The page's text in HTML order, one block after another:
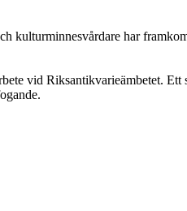
kulturminnesvårdare har
vid Riksantikvarieämbetet.